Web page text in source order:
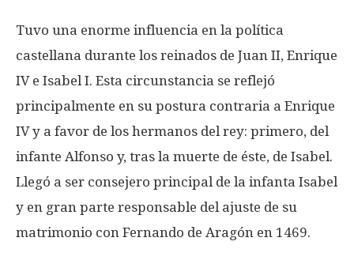
Tuvo una enorme influencia en la política
castellana durante los reinados de Juan II, Enrique
IV e Isabel I. Esta circunstancia se reflejó
principalmente en su postura contraria a Enrique
IV y a favor de los hermanos del rey: primero, del
infante Alfonso y, tras la muerte de éste, de Isabel.
Llegó a ser consejero principal de la infanta Isabel
y en gran parte responsable del ajuste de su
matrimonio con Fernando de Aragón en 1469.